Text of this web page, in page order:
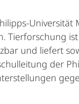
Tierforschung
und liefert
der